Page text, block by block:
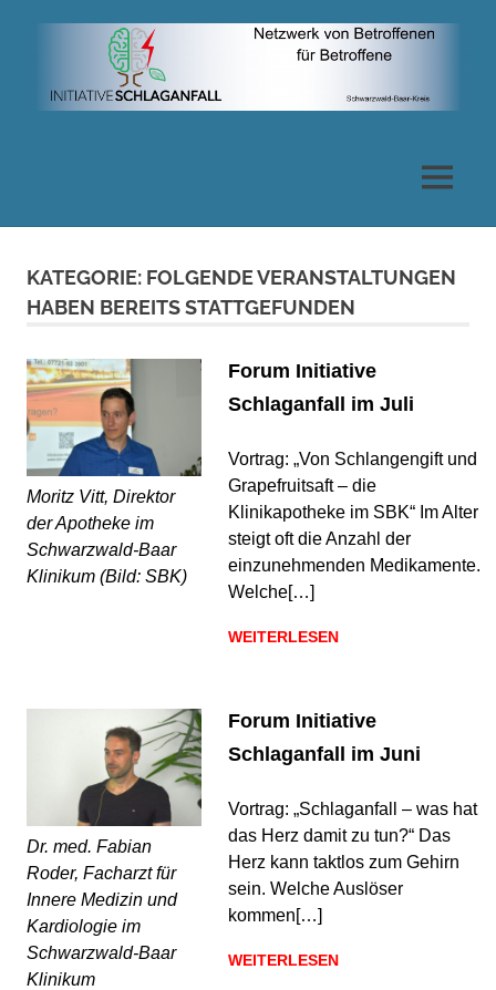
für
Betroffene
MENÜ
KATEGORIE: FOLGENDE VERANSTALTUNGEN
HABEN BEREITS STATTGEFUNDEN
Moritz Vitt, Direktor
der Apotheke im
Schwarzwald-Baar
Klinikum (Bild: SBK)
Forum Initiative
Schlaganfall im Juli
Vortrag: „Von Schlangengift und
Grapefruitsaft – die
Klinikapotheke im SBK“ Im Alter
steigt oft die Anzahl der
einzunehmenden Medikamente.
Welche[…]
WEITERLESEN
Dr. med. Fabian
Roder, Facharzt für
Innere Medizin und
Kardiologie im
Schwarzwald-Baar
Klinikum
Forum Initiative
Schlaganfall im Juni
Vortrag: „Schlaganfall – was hat
das Herz damit zu tun?“ Das
Herz kann taktlos zum Gehirn
sein. Welche Auslöser
kommen[…]
WEITERLESEN